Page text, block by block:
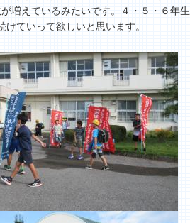
増えているみたいです。４・５・６年生
ていって欲しいと思います。